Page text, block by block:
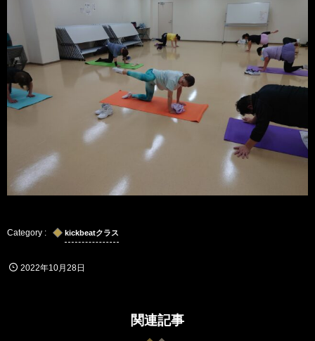
kickbeatクラス
2022年10月28日
関連記事